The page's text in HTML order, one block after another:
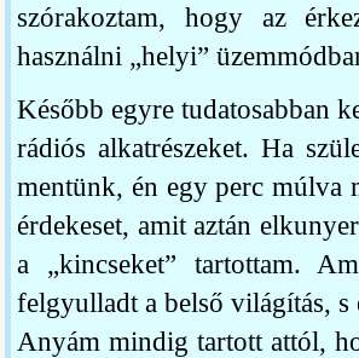
szórakoztam, hogy az
használni „helyi”
Később egyre tudatosabban
rádiós alkatrészeket. Ha
mentünk, én egy perc múlva
érdekeset, amit aztán
a „kincseket” tartottam.
felgyulladt a belső világítás, s
Anyám mindig tartott attól,